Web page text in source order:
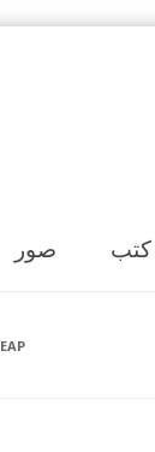
صور كتب